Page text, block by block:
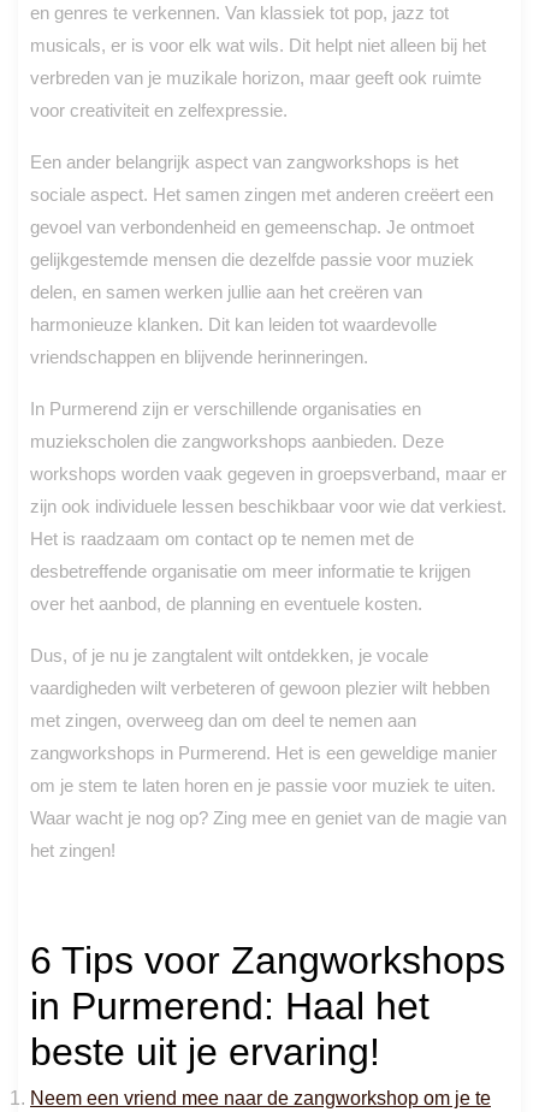
en genres te verkennen. Van klassiek tot pop, jazz tot
musicals, er is voor elk wat wils. Dit helpt niet alleen bij het
verbreden van je muzikale horizon, maar geeft ook ruimte
voor creativiteit en zelfexpressie.
Een ander belangrijk aspect van zangworkshops is het
sociale aspect. Het samen zingen met anderen creëert een
gevoel van verbondenheid en gemeenschap. Je ontmoet
gelijkgestemde mensen die dezelfde passie voor muziek
delen, en samen werken jullie aan het creëren van
harmonieuze klanken. Dit kan leiden tot waardevolle
vriendschappen en blijvende herinneringen.
In Purmerend zijn er verschillende organisaties en
muziekscholen die zangworkshops aanbieden. Deze
workshops worden vaak gegeven in groepsverband, maar er
zijn ook individuele lessen beschikbaar voor wie dat verkiest.
Het is raadzaam om contact op te nemen met de
desbetreffende organisatie om meer informatie te krijgen
over het aanbod, de planning en eventuele kosten.
Dus, of je nu je zangtalent wilt ontdekken, je vocale
vaardigheden wilt verbeteren of gewoon plezier wilt hebben
met zingen, overweeg dan om deel te nemen aan
zangworkshops in Purmerend. Het is een geweldige manier
om je stem te laten horen en je passie voor muziek te uiten.
Waar wacht je nog op? Zing mee en geniet van de magie van
het zingen!
6 Tips voor Zangworkshops
in Purmerend: Haal het
beste uit je ervaring!
Neem een ​​vriend mee naar de zangworkshop om je te